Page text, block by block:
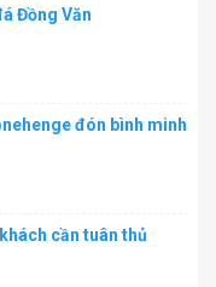
Đồng Văn
đón bình minh
cần tuân thủ